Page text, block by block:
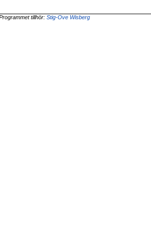
Programmet tillhör:Stig-Ove Wisberg